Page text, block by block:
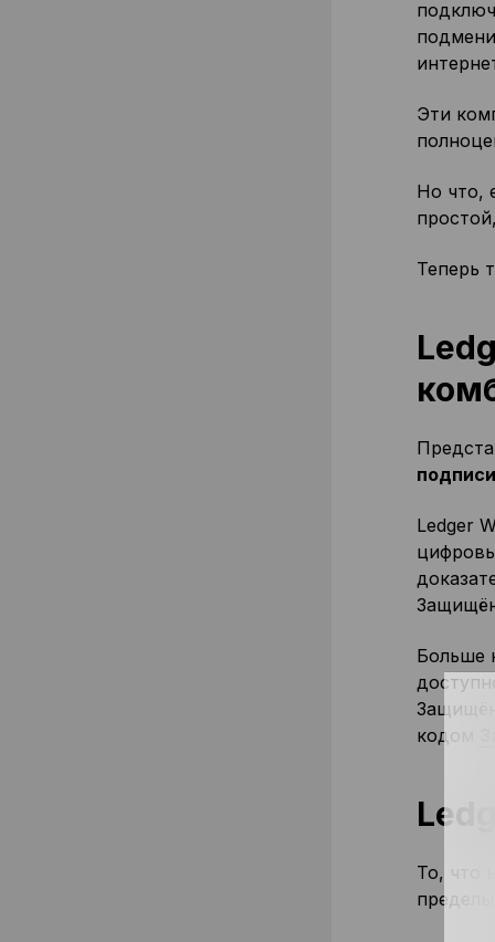
Эти
Но что,
Теперь
Ledger
Больше
кодом
То, что